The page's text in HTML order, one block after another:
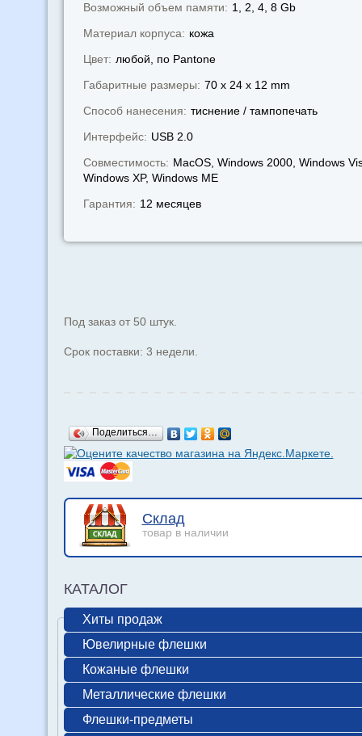
Возможный объем памяти: 1, 2, 4, 8 Gb
Материал корпуса: кожа
Цвет: любой, по Pantone
Габаритные размеры: 70 x 24 x 12 mm
Способ нанесения: тиснение / тампопечать
Интерфейс: USB 2.0
Совместимость: MacOS, Windows 2000, Windows
Windows XP, Windows МЕ
Гарантия: 12 месяцев
Под заказ от 50 штук.
Срок поставки: 3 недели.
Поделиться…
Склад
товар в наличии
КАТАЛОГ
Хиты продаж
Ювелирные флешки
Кожаные флешки
Металлические флешки
Флешки-предметы